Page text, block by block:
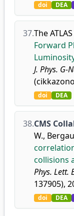
doi DEA
37.The
Forward
J. Phys. G-
doi DEA
38.CMS
W.,
collisions
Phys. Lett.
137905),
doi DEA